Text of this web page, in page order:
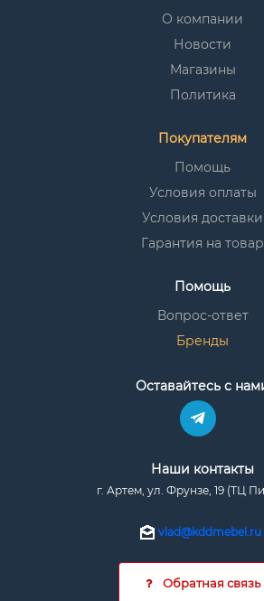
О компании
Новости
Магазины
Политика
Покупателям
Помощь
Условия оплаты
Условия доставки
Гарантия на товар
Помощь
Вопрос-ответ
Бренды
Оставайтесь с
Наши контакты
г. Артем, ул. Фрунзе, 19 (ТЦ
vlad@kddmebel.ru
Обратная связь